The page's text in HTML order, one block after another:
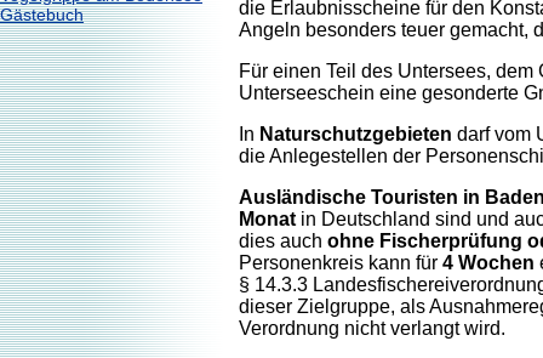
Gästebuch
die Erlaubnisscheine für den
Angeln besonders teuer gemacht,
Für einen Teil des Untersees,
Unterseeschein eine gesonderte
In Naturschutzgebieten darf vom
die Anlegestellen der
Ausländische Touristen in
Monat in Deutschland sind und
dies auch ohne Fischerprüfung
Personenkreis kann für 4 Wochen
§ 14.3.3
dieser Zielgruppe, als
Verordnung nicht verlangt wird.